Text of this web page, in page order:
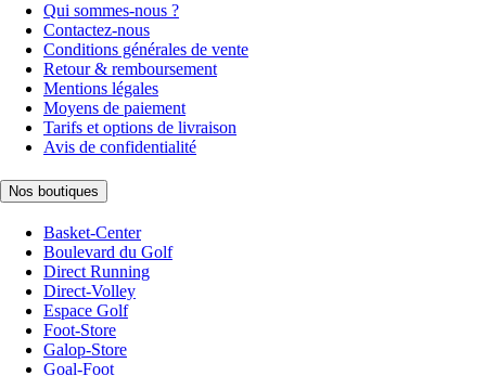
Qui sommes-nous ?
Contactez-nous
Conditions générales de vente
Retour & remboursement
Mentions légales
Moyens de paiement
Tarifs et options de livraison
Avis de confidentialité
Nos boutiques
Basket-Center
Boulevard du Golf
Direct Running
Direct-Volley
Espace Golf
Foot-Store
Galop-Store
Goal-Foot